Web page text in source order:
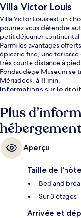
Villa Victor Louis
Villa Victor Louis est un
pourrez vous détendre
petit déjeuner continental
Parmi les avantages
épicerie fine, une
très courte distance à
Fondaudège Museum se
Mériadeck, à 11 min.
Informations sur le
Plus
hébergement
Aperçu
Taille de
Bed and
Sur 3 étages
Arrivée et